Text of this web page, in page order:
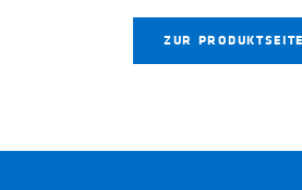
ZUR PRODUKTSEITE